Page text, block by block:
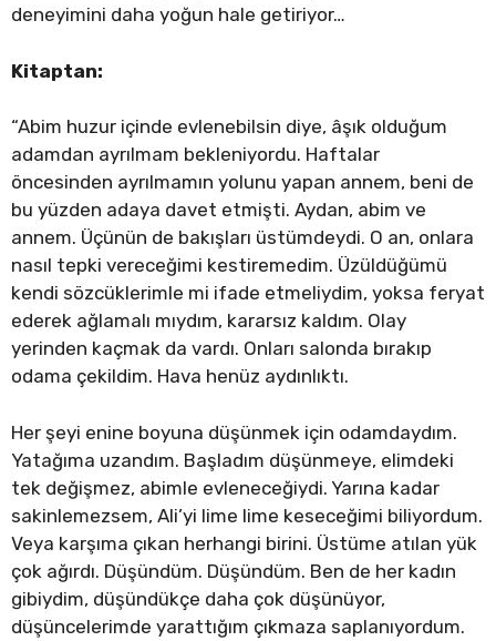
deneyimini daha yoğun hale getiriyor…
Kitaptan:
“Abim huzur içinde evlenebilsin diye, âşık olduğum
adamdan ayrılmam bekleniyordu. Haftalar
öncesinden ayrılmamın yolunu yapan annem, beni de
bu yüzden adaya davet etmişti. Aydan, abim ve
annem. Üçünün de bakışları üstümdeydi. O an, onlara
nasıl tepki vereceğimi kestiremedim. Üzüldüğümü
kendi sözcüklerimle mi ifade etmeliydim, yoksa feryat
ederek ağlamalı mıydım, kararsız kaldım. Olay
yerinden kaçmak da vardı. Onları salonda bırakıp
odama çekildim. Hava henüz aydınlıktı.
Her şeyi enine boyuna düşünmek için odamdaydım.
Yatağıma uzandım. Başladım düşünmeye, elimdeki
tek değişmez, abimle evleneceğiydi. Yarına kadar
sakinlemezsem, Ali’yi lime lime keseceğimi biliyordum.
Veya karşıma çıkan herhangi birini. Üstüme atılan yük
çok ağırdı. Düşündüm. Düşündüm. Ben de her kadın
gibiydim, düşündükçe daha çok düşünüyor,
düşüncelerimde yarattığım çıkmaza saplanıyordum.